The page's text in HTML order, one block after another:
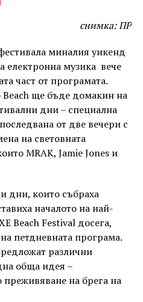
снимка: ПР
миналия уикенд
електронна музика вече
част от програмата.
Beach ще бъде домакин на
дни – специална
от две вечери с
на световната
MRAK, Jamie Jones и
дни, които събраха
началото на най-
Beach Festival досега,
петдневната програма.
различни
обща идея –
на брега на